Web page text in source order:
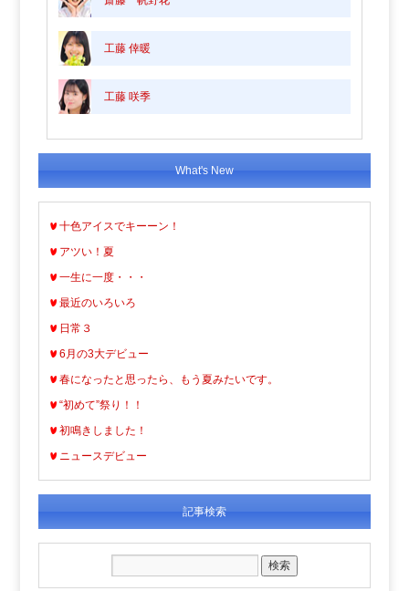
工藤 倖暖
工藤 咲季
What's New
十色アイスでキーーン！
アツい！夏
一生に一度・・・
最近のいろいろ
日常３
6月の3大デビュー
春になったと思ったら、もう夏みたいです。
“初めて”祭り！！
初鳴きしました！
ニュースデビュー
記事検索